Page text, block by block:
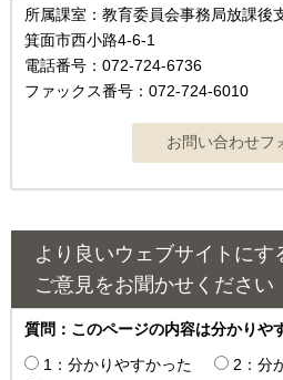
所属課室：教育委員会事務局放課後
箕面市西小路4-6-1
電話番号：072-724-6736
ファックス番号：072-724-6010
より良いウェブサイトにす
ご意見をお聞かせください
質問：このページの内容は分かりや
1：分かりやすかった
2：分